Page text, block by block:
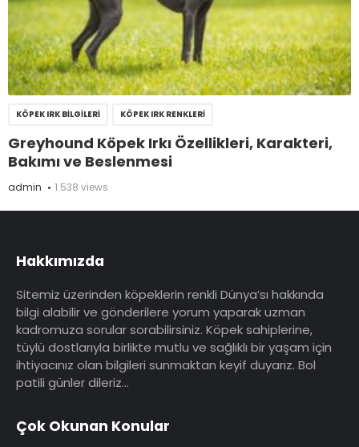
KÖPEK IRK BILGILERI KÖPEK IRK RENKLERI
Greyhound Köpek Irkı Özellikleri, Karakteri,
Bakımı ve Beslenmesi
admin 1.538 views
Hakkımızda
Sitemiz üzerinden köpeklerin renkli Dünya’sı hakkında
bilgi alabilir ve gönderilere yorum yaparak uzman
kadromuza sorular sorabilirsiniz. Köpek sahiplerine,
tüylü dostlarıyla birlikte mutlu ve sağlıklı bir yaşam için
ihtiyacınız olan bilgileri sunmaktan keyif duyarız. Bol
patili günler dileriz…
Çok Okunan Konular